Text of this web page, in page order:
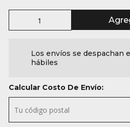
Los envíos se despachan
hábiles
Calcular Costo De Envío: